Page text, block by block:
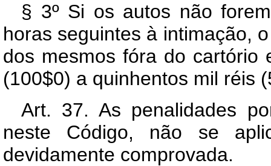
§ 3º Si os autos não
horas seguintes à intimação,
dos mesmos fóra do
(100$0) a quinhentos mil réis
Art. 37. As penalidades
neste Código, não se
devidamente comprovada.